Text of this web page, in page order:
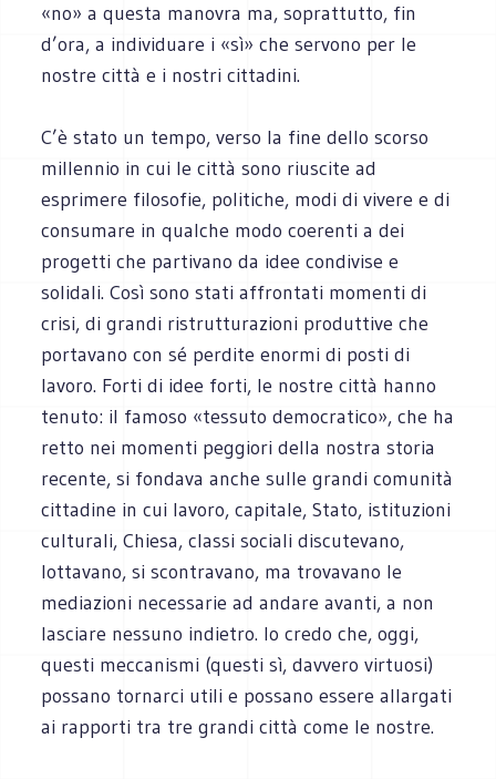
«no» a questa manovra ma, soprattutto, fin
d’ora, a individuare i «sì» che servono per le
nostre città e i nostri cittadini.
C’è stato un tempo, verso la fine dello scorso
millennio in cui le città sono riuscite ad
esprimere filosofie, politiche, modi di vivere e di
consumare in qualche modo coerenti a dei
progetti che partivano da idee condivise e
solidali. Così sono stati affrontati momenti di
crisi, di grandi ristrutturazioni produttive che
portavano con sé perdite enormi di posti di
lavoro. Forti di idee forti, le nostre città hanno
tenuto: il famoso «tessuto democratico», che ha
retto nei momenti peggiori della nostra storia
recente, si fondava anche sulle grandi comunità
cittadine in cui lavoro, capitale, Stato, istituzioni
culturali, Chiesa, classi sociali discutevano,
lottavano, si scontravano, ma trovavano le
mediazioni necessarie ad andare avanti, a non
lasciare nessuno indietro. Io credo che, oggi,
questi meccanismi (questi sì, davvero virtuosi)
possano tornarci utili e possano essere allargati
ai rapporti tra tre grandi città come le nostre.